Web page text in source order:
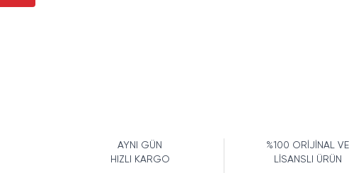
AYNI GÜN
HIZLI KARGO
%100 ORİJİNAL VE
LİSANSLI ÜRÜN